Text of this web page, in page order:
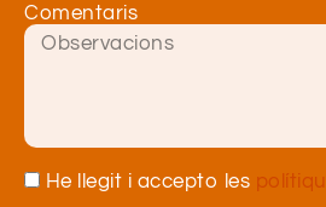
Comentaris
He llegit i accepto les